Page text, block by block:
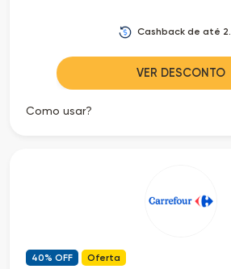
Cashback de até
VER DESCONTO
Como usar?
40% OFF Oferta